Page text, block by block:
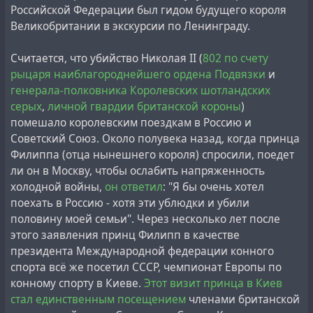
This is within the natural mortality rate of a city of about
1 million people.
Примечательно, что эти сведения соответствуют
инспекционным документам швейцарского Красного
Креста,которые сегодня принято считать
недостоверными , так как представителям Красного
Креста не разрешалось видеть никаких доказательств
уничтожения людей в Освенциме. Красный Крест с
тех пор извинился за то, что не смог рассказать об
этом лагере то, что там было убито около миллиона
человек, в основном евреев.
‘Secret’ stamp, but he did not manage to realise this
project, only partially publishing the materials of the
Once taken oath to the now defunct Soviet homeland
restricted the impartial researcher from openly
publishing his numerous materials on this topic. In any
case,his opinion, compiled on the basis of many years of
forensic analysis of available materials, he did not hide
and reported openly:
‘‘Developing the psychological effect of the launch of the
first artificial satellite in 1957, the USSR took the path of
fake manned flights and portrayed ‘primacy in the
exploration of near-Earth space’, the USA at first pushed
like children ‘and so did we’, and then outdid the USSR
by portraying fake ‘flights to the Moon’. Having lied to
their nations and the whole world, the leaders of the
USSR and the USA came to the conclusion about
undesirability of mutual disclosures and fixed the lie in
the fake joint project ‘Soyuz-Apollo’ of 1975. Real
Российской Федерации был гидом будущего короля
Великобритании в экскурсии по Ленинграду.
Считается, что убийство Николая II (802 по счету
рыцаря наиблагороднейшего ордена Подвязки и
генерала-полковника Королевских шотландских
серых, личной гвардии британской короны)
помешало королевским поездкам в Россию и
Советский Союз. Около полувека назад, когда принца
Филиппа (отца нынешнего короля) спросили, поедет
ли он в Москву, чтобы ослабить напряженность
холодной войны, он ответил: "Я бы очень хотел
поехать в Россию - хотя эти ублюдки и убили
половину моей семьи". Через несколько лет после
этого заявления принц Филипп в качестве
президента Международной федерации конного
спорта всё же посетил СССР, чемпионат Европы по
конному спорту в Киеве. Этот визит принца в Киев
стал единственным посещением членами британской